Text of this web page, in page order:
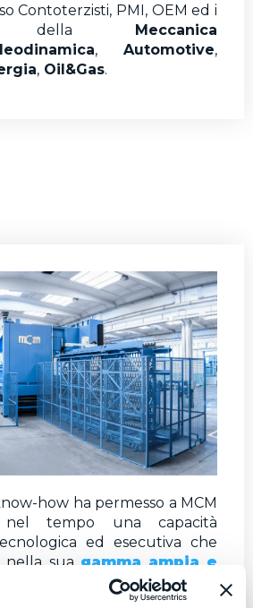
Contoterzisti, PMI, OEM ed i
della Meccanica
, Automotive,
, Oil&Gas.
how ha permesso a MCM
tempo una capacità
ed esecutiva che
nella sua gamma ampia e
prodotti e servizi.